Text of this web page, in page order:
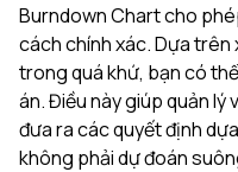
Burndown Chart cho
cách chính xác. Dựa
trong quá khứ, bạn có
án. Điều này giúp quản lý
đưa ra các quyết định
không phải dự đoán